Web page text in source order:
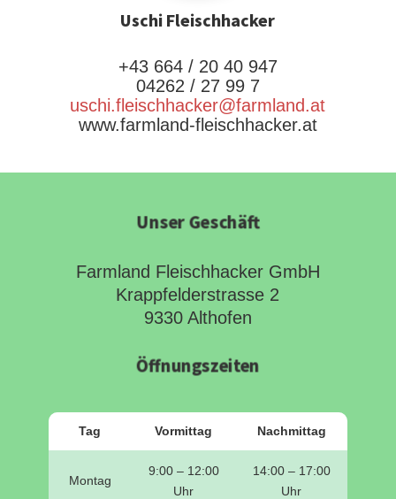
Uschi Fleischhacker
+43 664 / 20 40 947
04262 / 27 99 7
uschi.fleischhacker@farmland.at
www.farmland-fleischhacker.at
Unser Geschäft
Farmland Fleischhacker GmbH
Krappfelderstrasse 2
9330 Althofen
Öffnungszeiten
Tag Vormittag Nachmittag
Montag
9:00 – 12:00
Uhr
14:00 – 17:00
Uhr